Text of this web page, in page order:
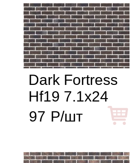
Dark Fortress
Hf19 7.1x24
97 Р/шт